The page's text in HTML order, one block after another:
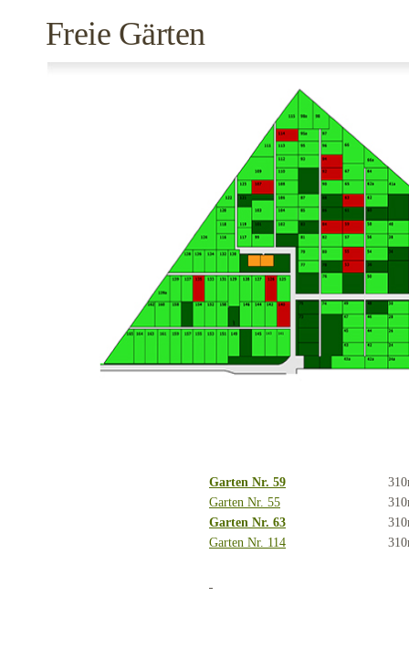
Freie Gärten
Garten Nr. 59
Garten Nr. 55
Garten Nr. 63
Garten Nr. 114